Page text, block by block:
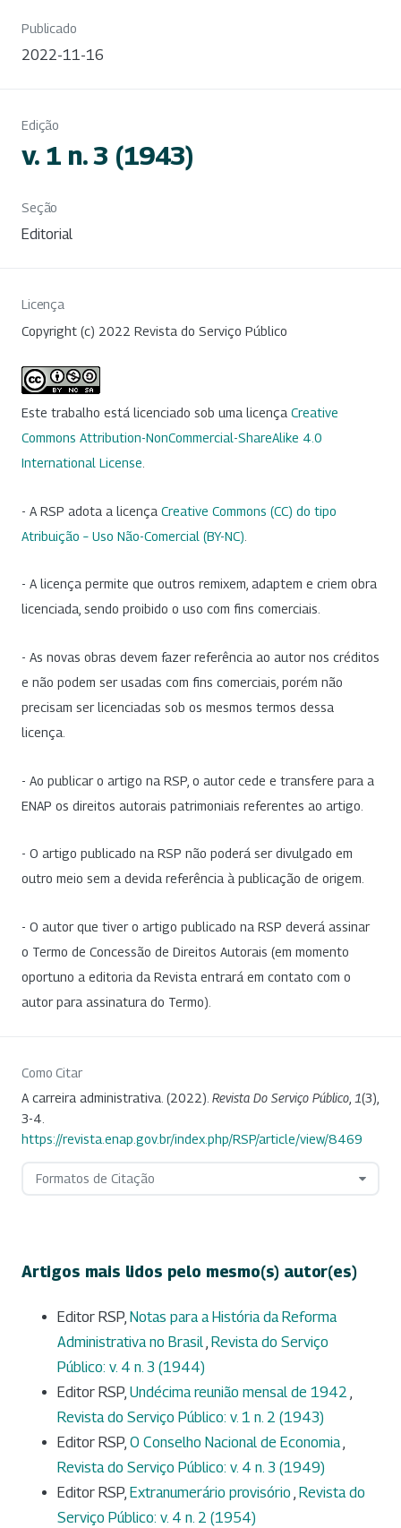
Publicado
2022-11-16
Edição
v. 1 n. 3 (1943)
Seção
Editorial
Licença
Copyright (c) 2022 Revista do Serviço Público
Este trabalho está licenciado sob uma licença Creative
Commons Attribution-NonCommercial-ShareAlike 4.0
International License
- A RSP adota a licença Creative Commons (CC) do tipo
Atribuição – Uso Não-Comercial (BY-NC)
- A licença permite que outros remixem, adaptem e criem obra
licenciada, sendo proibido o uso com fins comerciais.
- As novas obras devem fazer referência ao autor nos créditos
e não podem ser usadas com fins comerciais, porém não
precisam ser licenciadas sob os mesmos termos dessa
licença.
- Ao publicar o artigo na RSP, o autor cede e transfere para a
ENAP os direitos autorais patrimoniais referentes ao artigo.
- O artigo publicado na RSP não poderá ser divulgado em
outro meio sem a devida referência à publicação de origem.
- O autor que tiver o artigo publicado na RSP deverá assinar
o Termo de Concessão de Direitos Autorais (em momento
oportuno a editoria da Revista entrará em contato com o
autor para assinatura do Termo).
Como Citar
A carreira administrativa. (2022). Revista Do Serviço Público 1(3),
3-4.
https://revista.enap.gov.br/index.php/RSP/article/view/8469
Formatos de Citação
Artigos mais lidos pelo mesmo(s) autor(es)
Editor RSP, Notas para a História da Reforma
Administrativa no Brasil, Revista do Serviço
Público: v. 4 n. 3 (1944)
Editor RSP, Undécima reunião mensal de 1942 ,
Revista do Serviço Público: v. 1 n. 2 (1943)
Editor RSP, O Conselho Nacional de Economia,
Revista do Serviço Público: v. 4 n. 3 (1949)
Editor RSP, Extranumerário provisório , Revista do
Serviço Público: v. 4 n. 2 (1954)